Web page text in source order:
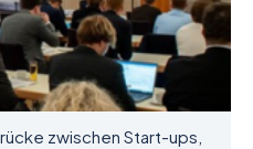
zwischen Start-ups,